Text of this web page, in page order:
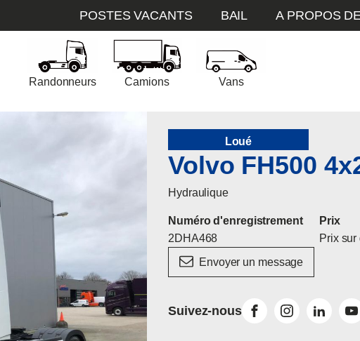
POSTES VACANTS BAIL A PROPOS
Randonneurs Camions Vans
Loué
Volvo FH500
Hydraulique
Numéro d'enregistrement
2DHA468
Prix
Prix
Envoyer un message
Suivez-nous